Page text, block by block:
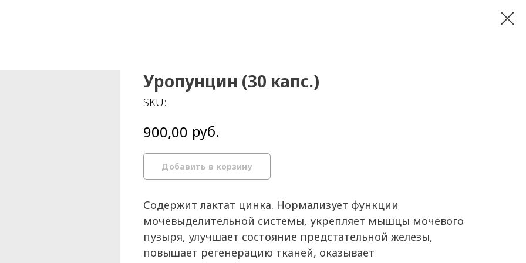
Уропунцин (30 капс.)
SKU:
900,00 руб.
Добавить в корзину
Содержит лактат цинка. Нормализует функции
мочевыделительной системы, укрепляет мышцы мочевого
пузыря, улучшает состояние предстательной железы,
повышает регенерацию тканей, оказывает